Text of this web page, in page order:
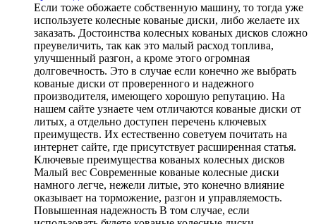
Если тоже обожаете собственную машину, то тогда уже
используете колесные кованые диски, либо желаете их
заказать. Достоинства колесных кованых дисков сложно
преувеличить, так как это малый расход топлива,
улучшенный разгон, а кроме этого огромная
долговечность. Это в случае если конечно же выбрать
кованые диски от проверенного и надежного
производителя, имеющего хорошую репутацию. На
нашем сайте узнаете чем отличаются кованые диски от
литых, а отдельно доступен перечень ключевых
преимуществ. Их естественно советуем почитать на
интернет сайте, где присутствует расширенная статья.
Ключевые преимущества кованых колесных дисков
Малый вес Современные кованые колесные диски
намного легче, нежели литые, это конечно влияние
оказывает на торможение, разгон и управляемость.
Повышенная надежность В том случае, если